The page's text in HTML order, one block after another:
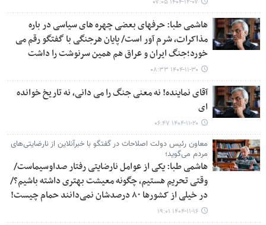
۱۴۰۴-۱۲-۰۷ ۰۷:۰۵
هاشمی طبا: حرفهای بعضی چهره های سیاسی در باره
مذاکرات، شرم آور است/ پایان هرجنگی با گفتگو رقم می
خورد؛جنگ ایران و عراق هم همین سرنوشت را داشت
۱۴۰۴-۱۱-۳۰ ۰۸:۳۳
آقای نماینده! نه معنی جنگ را می دانی، نه تاریخ خوانده
ای
۱۴۰۴-۱۱-۲۰ ۰۶:۴۷
معاون رئیس دولت اصلاحات در گفتگو با خبرآنلاین از نارضایتی‌های
مردم می‌گوید؛
هاشمی طبا: یکی از عوامل نارضایتی رفتار صداوسیماست/
وقتی تحریم هستیم، چگونه معیشت بهتری داشته باشیم؟/
در خیلی از کشورها ۸۰ درصدشان نمی‌دانند حمام چیست!
۱۴۰۴-۱۱-۱۶ ۱۹:۰۱